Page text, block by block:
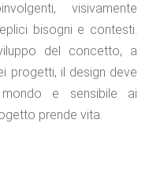
visivamente
bisogni e contesti.
del concetto, a
progetti, il design deve
e sensibile ai
prende vita.